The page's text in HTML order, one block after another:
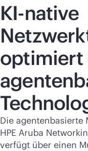
KI-native
optimiert
Die agentenbasierte
HPE Aruba
verfügt über einen